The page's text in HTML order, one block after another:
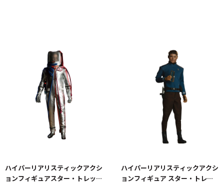
ハイパーリアリスティックアクシ
ョンフィギュアスター・トレッ
ハイパーリアリスティックアクシ
ョンフィギュア スター・トレッ